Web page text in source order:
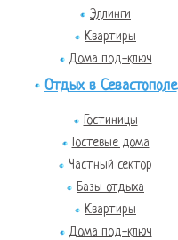
Эллинги
Квартиры
Дома под-ключ
Отдых в Севастополе
Гостиницы
Гостевые дома
Частный сектор
Базы отдыха
Квартиры
Дома под-ключ